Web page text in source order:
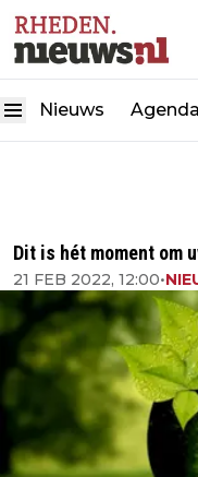
Nieuws Agenda
Dit is hét moment om
21 FEB 2022, 12:00•